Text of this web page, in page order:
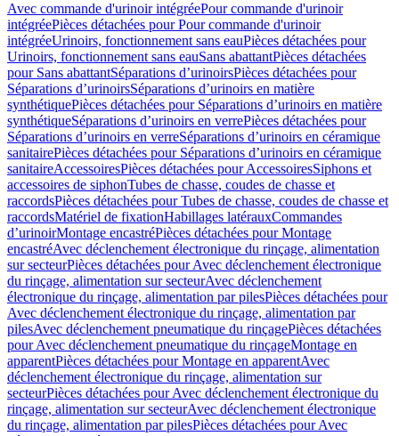
Avec commande d'urinoir intégréePour commande d'urinoir
intégréePièces détachées pour Pour commande d'urinoir
intégréeUrinoirs, fonctionnement sans eauPièces détachées pour
Urinoirs, fonctionnement sans eauSans abattantPièces détachées
pour Sans abattantSéparations d’urinoirsPièces détachées pour
Séparations d’urinoirsSéparations d’urinoirs en matière
synthétiquePièces détachées pour Séparations d’urinoirs en matière
synthétiqueSéparations d’urinoirs en verrePièces détachées pour
Séparations d’urinoirs en verreSéparations d’urinoirs en céramique
sanitairePièces détachées pour Séparations d’urinoirs en céramique
sanitaireAccessoiresPièces détachées pour AccessoiresSiphons et
accessoires de siphonTubes de chasse, coudes de chasse et
raccordsPièces détachées pour Tubes de chasse, coudes de chasse et
raccordsMatériel de fixationHabillages latérauxCommandes
dʼurinoirMontage encastréPièces détachées pour Montage
encastréAvec déclenchement électronique du rinçage, alimentation
sur secteurPièces détachées pour Avec déclenchement électronique
du rinçage, alimentation sur secteurAvec déclenchement
électronique du rinçage, alimentation par pilesPièces détachées pour
Avec déclenchement électronique du rinçage, alimentation par
pilesAvec déclenchement pneumatique du rinçagePièces détachées
pour Avec déclenchement pneumatique du rinçageMontage en
apparentPièces détachées pour Montage en apparentAvec
déclenchement électronique du rinçage, alimentation sur
secteurPièces détachées pour Avec déclenchement électronique du
rinçage, alimentation sur secteurAvec déclenchement électronique
du rinçage, alimentation par pilesPièces détachées pour Avec